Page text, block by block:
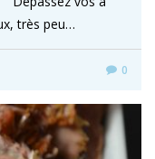
très peu…
0